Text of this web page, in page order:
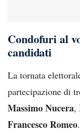
Condofuri al
candidati
La tornata
partecipazione di
Massimo Nucera,
Francesco Romeo